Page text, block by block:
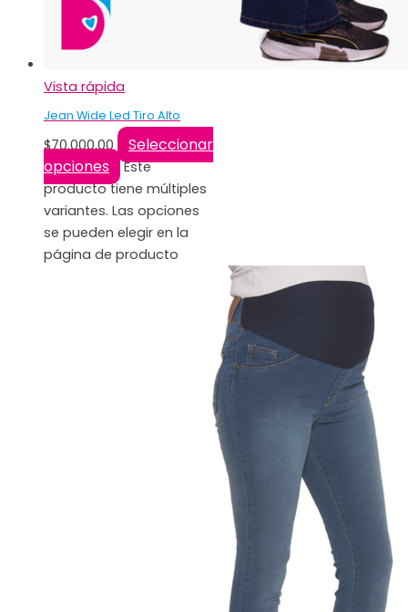
Vista rápida
Jean Wide Led Tiro Alto
$70.000,00
Seleccionar
opciones
Este
producto tiene múltiples
variantes. Las opciones
se pueden elegir en la
página de producto